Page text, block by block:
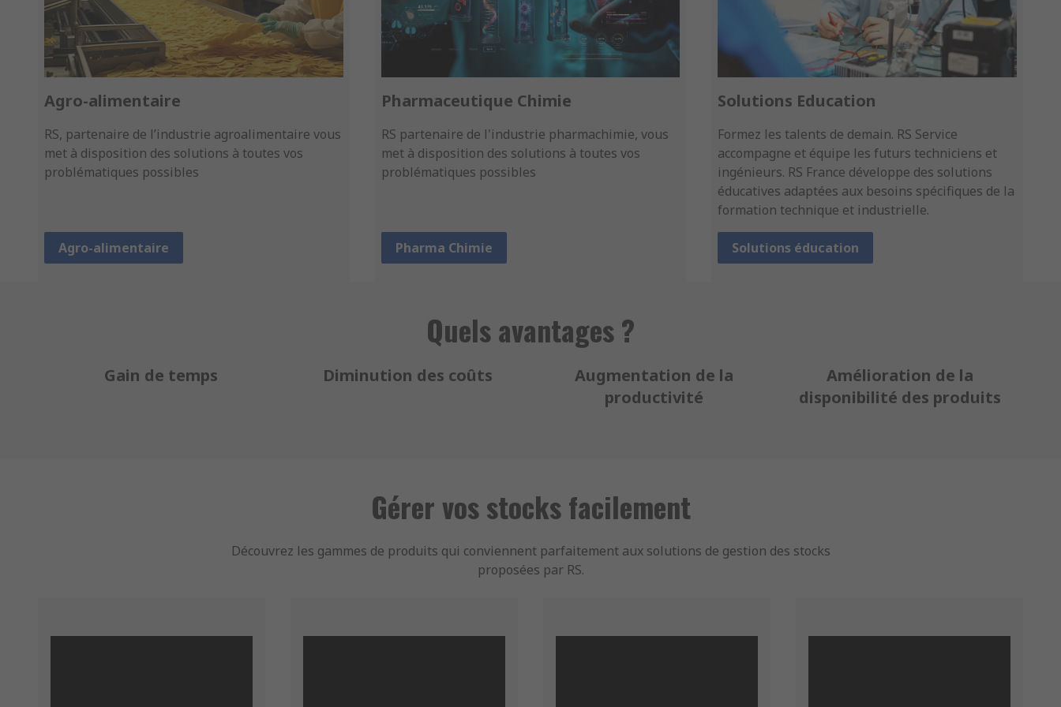
Agro-alimentaire
RS, partenaire de l’industrie agroalimentaire vous
met à disposition des solutions à toutes vos
problématiques possibles
Agro-alimentaire
Pharmaceutique Chimie
RS partenaire de l'industrie pharmachimie, vous
met à disposition des solutions à toutes vos
problématiques possibles
Pharma Chimie
Solutions Education
Formez les talents de demain. RS Service
accompagne et équipe les futurs techniciens et
ingénieurs. RS France développe des solutions
éducatives adaptées aux besoins spécifiques de la
formation technique et industrielle.
Solutions éducation
Quels avantages ?
Gain de temps Diminution des coûts
Augmentation de la
productivité
Amélioration de la
disponibilité des produits
Gérer vos stocks facilement
Découvrez les gammes de produits qui conviennent parfaitement aux solutions de gestion des stocks
proposées par RS.